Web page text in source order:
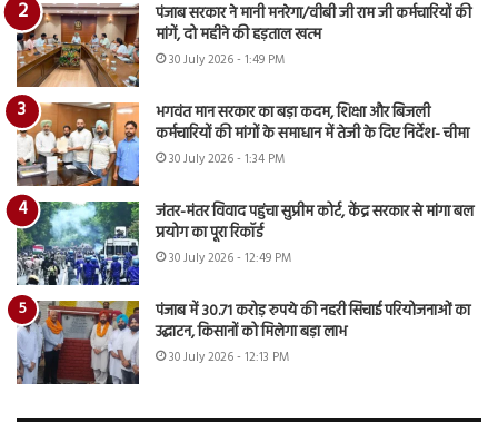
पंजाब सरकार ने मानी मनरेगा/वीबी जी राम जी कर्मचारियों की
मांगें, दो महीने की हड़ताल खत्म
30 July 2026 - 1:49 PM
भगवंत मान सरकार का बड़ा कदम, शिक्षा और बिजली
कर्मचारियों की मांगों के समाधान में तेजी के दिए निर्देश- चीमा
30 July 2026 - 1:34 PM
जंतर-मंतर विवाद पहुंचा सुप्रीम कोर्ट, केंद्र सरकार से मांगा बल
प्रयोग का पूरा रिकॉर्ड
30 July 2026 - 12:49 PM
पंजाब में 30.71 करोड़ रुपये की नहरी सिंचाई परियोजनाओं का
उद्घाटन, किसानों को मिलेगा बड़ा लाभ
30 July 2026 - 12:13 PM